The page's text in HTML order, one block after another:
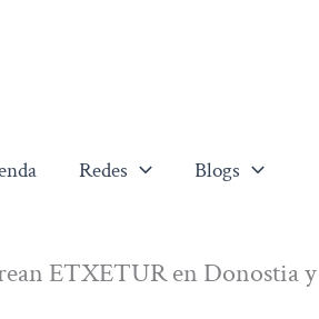
Redes Blogs
ETXETUR en Donostia y